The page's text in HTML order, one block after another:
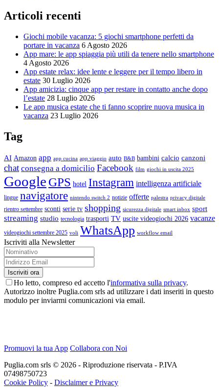
Articoli recenti
Giochi mobile vacanza: 5 giochi smartphone perfetti da
portare in vacanza 6 Agosto 2026
App mare: le app spiaggia più utili da tenere nello smartphone
4 Agosto 2026
App estate relax: idee lente e leggere per il tempo libero in
estate 30 Luglio 2026
App amicizia: cinque app per restare in contatto anche dopo
l’estate 28 Luglio 2026
Le app musica estate che ti fanno scoprire nuova musica in
vacanza 23 Luglio 2026
Tag
AI Amazon app app cucina app viaggio auto B&B bambini calcio canzoni
chat consegna a domicilio Facebook film giochi in uscita 2025
Google GPS hotel Instagram intelligenza artificiale
lingue navigatore nintendo switch 2 notizie offerte palestra privacy digitale
rientro settembre sconti serie tv shopping sicurezza digitale smart inbox sport
streaming studio tecnologia trasporti TV uscite videogiochi 2026 vacanze
videogiochi settembre 2025 voli WhatsApp workflow email
Iscriviti alla Newsletter
Ho letto, compreso ed accetto l'informativa sulla privacy.
Autorizzo inoltre Puglia.com srls ad utilizzare i dati inseriti in questo
modulo per inviarmi comunicazioni via email.
Promuovi la tua App Collabora con Noi
Puglia.com srls © 2026 - Riproduzione riservata - P.IVA
07498750723
Cookie Policy - Disclaimer e Privacy